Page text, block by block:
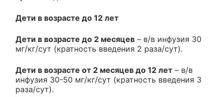
Дети в возрасте до 12 лет
Дети в возрасте до 2 месяцев – в/в инфузия 30
мг/кг/сут (кратность введения 2 раза/сут).
Дети в возрасте от 2 месяцев до 12 лет – в/в
инфузия 30-50 мг/кг/сут (кратность введения 3
раза/сут).